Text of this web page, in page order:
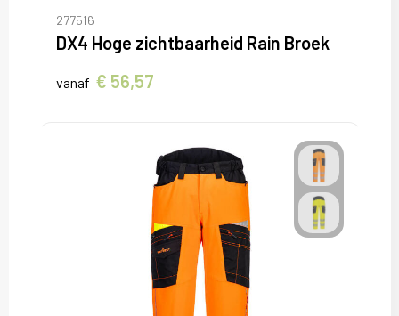
277516
DX4 Hoge zichtbaarheid Rain Broek
vanaf € 56,57